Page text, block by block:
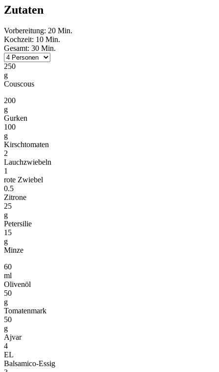
Zutaten
Vorbereitung: 20 Min.
Kochzeit: 10 Min.
Gesamt: 30 Min.
250
g
Couscous
200
g
Gurken
100
g
Kirschtomaten
2
Lauchzwiebeln
1
rote Zwiebel
0.5
Zitrone
25
g
Petersilie
15
g
Minze
60
ml
Olivenöl
50
g
Tomatenmark
50
g
Ajvar
4
EL
Balsamico-Essig